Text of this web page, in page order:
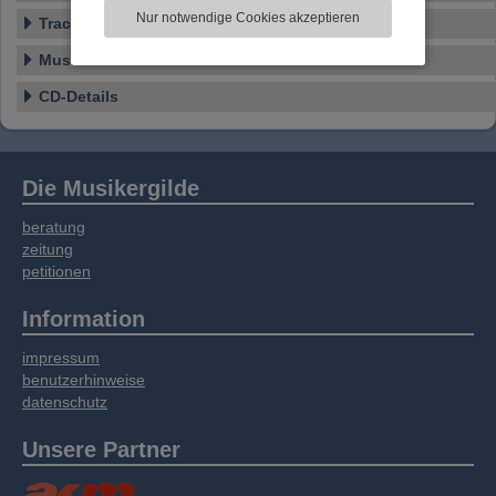
zu analysieren. Dabei werden ggf.
Informationen zu Ihrer Verwendung unserer
soziale Medien, Werbung und Analysen
weitergegeben. Unsere Partner führen diese
Dienste gesammelt haben.
Nur notwendige Cookies akzeptieren
Tracklist
Musikstil
CD-Details
Die Musikergilde
beratung
zeitung
petitionen
Information
impressum
benutzerhinweise
datenschutz
Unsere Partner